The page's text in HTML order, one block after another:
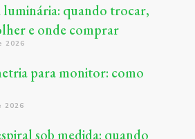
luminária: quando trocar,
e onde comprar
2026
para monitor: como
2026
sob medida: quando